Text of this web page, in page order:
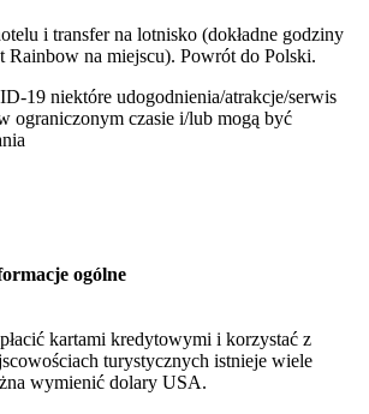
i transfer na lotnisko (dokładne godziny
Rainbow na miejscu). Powrót do Polski.
19 niektóre udogodnienia/atrakcje/serwis
ograniczonym czasie i/lub mogą być
ogólne
kartami kredytowymi i korzystać z
turystycznych istnieje wiele
wymienić dolary USA.